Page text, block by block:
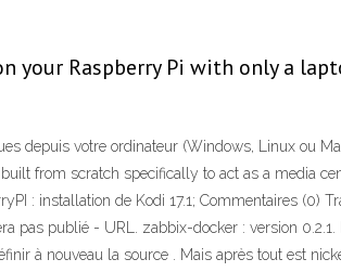
your Raspberry Pi with only a
depuis votre ordinateur (Windows, Linux ou
from scratch specifically to act as a media
: installation de Kodi 17.1; Commentaires (0)
publié - URL. zabbix-docker : version 0.2.1.
à nouveau la source . Mais après tout est